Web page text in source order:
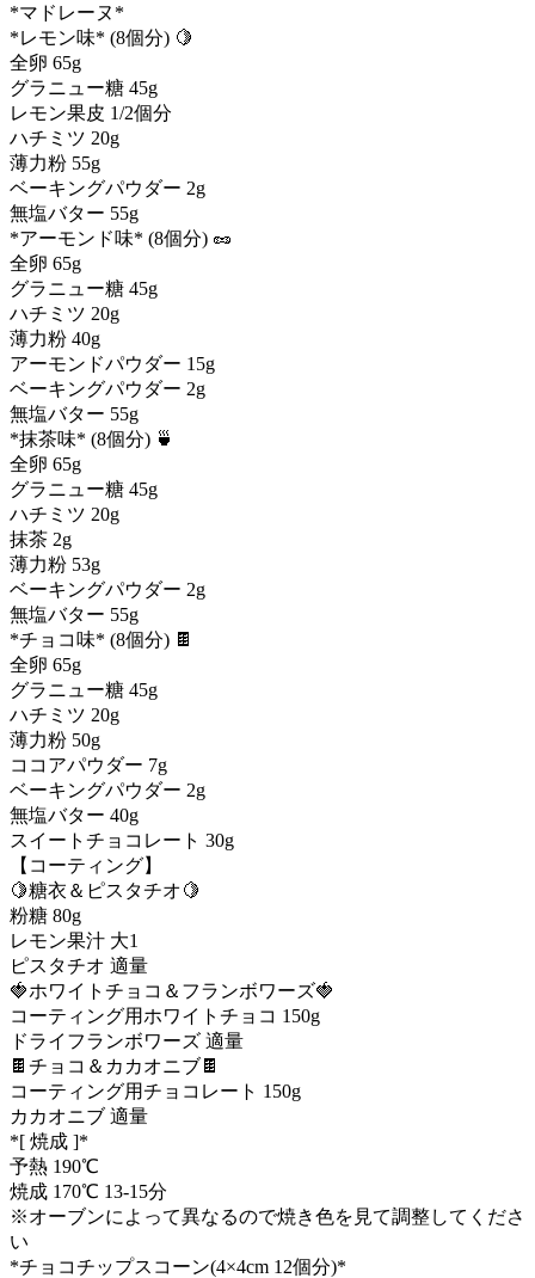
*マドレーヌ*
*レモン味* (8個分) 🍋
全卵 65g
グラニュー糖 45g
レモン果皮 1/2個分
ハチミツ 20g
薄力粉 55g
ベーキングパウダー 2g
無塩バター 55g
*アーモンド味* (8個分) 🥜
全卵 65g
グラニュー糖 45g
ハチミツ 20g
薄力粉 40g
アーモンドパウダー 15g
ベーキングパウダー 2g
無塩バター 55g
*抹茶味* (8個分) 🍵
全卵 65g
グラニュー糖 45g
ハチミツ 20g
抹茶 2g
薄力粉 53g
ベーキングパウダー 2g
無塩バター 55g
*チョコ味* (8個分) 🍫
全卵 65g
グラニュー糖 45g
ハチミツ 20g
薄力粉 50g
ココアパウダー 7g
ベーキングパウダー 2g
無塩バター 40g
スイートチョコレート 30g
【コーティング】
🍋糖衣＆ピスタチオ🍋
粉糖 80g
レモン果汁 大1
ピスタチオ 適量
🍓ホワイトチョコ＆フランボワーズ🍓
コーティング用ホワイトチョコ 150g
ドライフランボワーズ 適量
🍫チョコ＆カカオニブ🍫
コーティング用チョコレート 150g
カカオニブ 適量
*[ 焼成 ]*
予熱 190℃
焼成 170℃ 13-15分
※オーブンによって異なるので焼き色を見て調整してくださ
い
*チョコチップスコーン(4×4cm 12個分)*